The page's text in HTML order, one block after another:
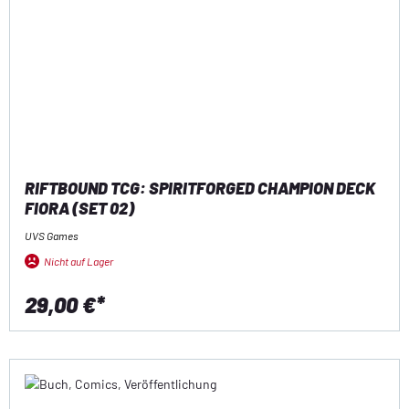
RIFTBOUND TCG: SPIRITFORGED CHAMPION DECK
FIORA (SET 02)
UVS Games
Nicht auf Lager
29,00 €*